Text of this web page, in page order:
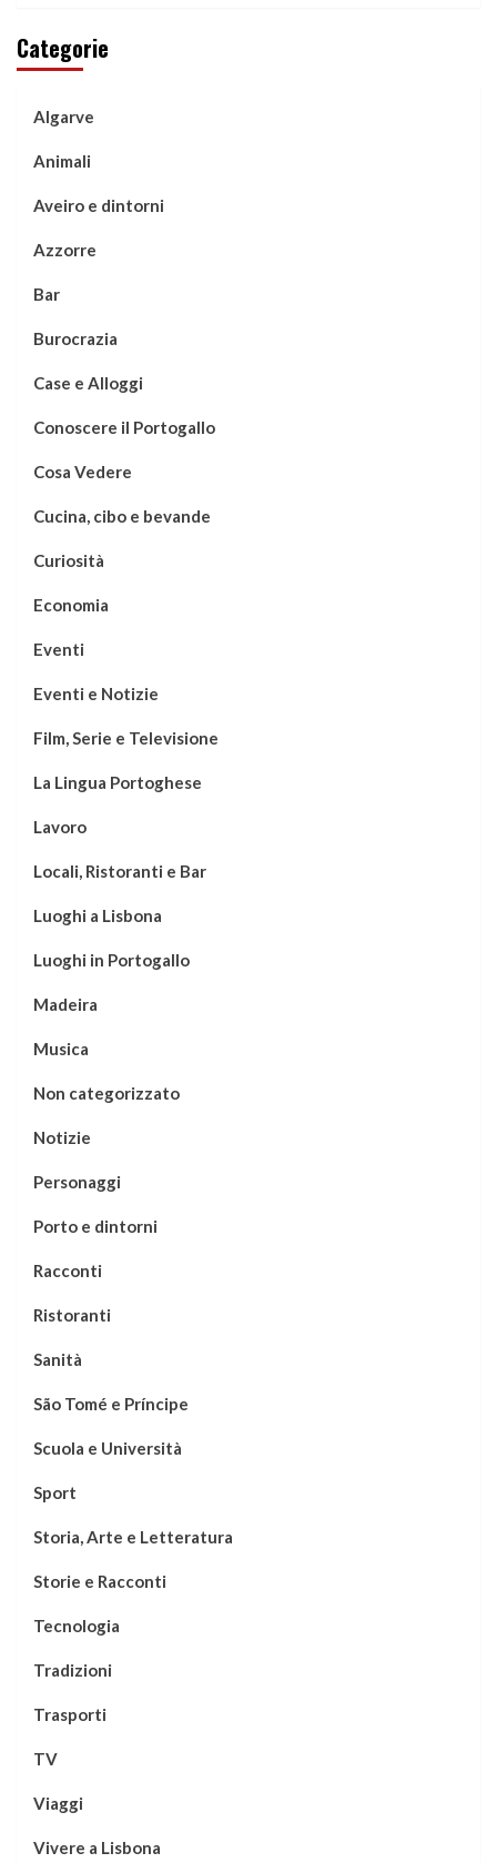
Categorie
Algarve
Animali
Aveiro e dintorni
Azzorre
Bar
Burocrazia
Case e Alloggi
Conoscere il Portogallo
Cosa Vedere
Cucina, cibo e bevande
Curiosità
Economia
Eventi
Eventi e Notizie
Film, Serie e Televisione
La Lingua Portoghese
Lavoro
Locali, Ristoranti e Bar
Luoghi a Lisbona
Luoghi in Portogallo
Madeira
Musica
Non categorizzato
Notizie
Personaggi
Porto e dintorni
Racconti
Ristoranti
Sanità
São Tomé e Príncipe
Scuola e Università
Sport
Storia, Arte e Letteratura
Storie e Racconti
Tecnologia
Tradizioni
Trasporti
TV
Viaggi
Vivere a Lisbona